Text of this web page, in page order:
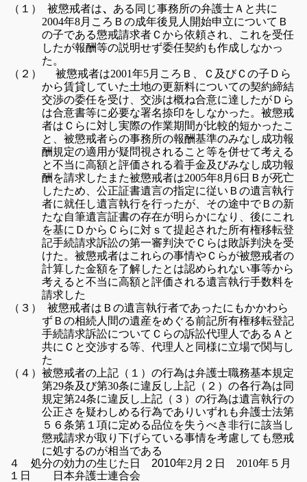
（１）
被懲戒者は、 ある同じ事務所の弁護士Ａと共に
2004年8月ころ Ｂの成年後見人開始申立についてＢ
の子である懲戒請求者Ｃから依頼され、これを受任
したが報酬等の説明せず委任契約も作成しなかっ
た。
（２） 被懲戒者は2001年5月ころＢ、Ｃ及びＣの子Ｄら
から賃貸していた土地の更新料についての契約締結
交渉の委任を受け、交渉は概ね合意に達したがＤら
は合意書等に必要な署名捺印をしなかった。被懲戒
者はＣらに対し実際の作業期間が比較的短かったこ
と、被懲戒者らの事務所の報酬基準のみなし成功報
酬規定の適用が疑問視されること等を併せて考える
と不当に高額と評価される着手金及びみなし成功報
酬を請求した また被懲戒者は2005年8月6日Ｂが死亡
したため、公正証書遺言の指定に従いＢの遺言執行
者に就任し遺言執行を行ったが、その途中でＢの新
たな自筆遺言証書の存在が明らかになり、後にこれ
を基にＤからＣらに対ｓて提起された所有権移転登
記手続請求訴訟の第一審判決でＣらは敗訴判決を受
けた。被懲戒者はこれらの事情やＣらが被懲戒者の
計算した金額を了解したとは認められない事等から
考えると不当に高額と評価される遺言執行手数料を
請求した
（３）
被懲戒者はＢの遺言執行者であったにもかかわら
ずＢの相続人間の遺産をめぐる前記所有権移転登記
手続請求訴訟についてＣらの訴訟代理人であるＡと
共にＣと交渉する等、代理人と同様に立場で関与し
た
（４）被懲戒者の上記（１）の行為は弁護士職務基本規定
第29条及び第30条に違反し上記（２）の各行為は同
規定第24条に違反し上記（３）の行為は遺言執行の
公正さを疑わしめる行為でありいずれも弁護士法第
５６条第１項に定める品位を失うべき非行に該当し
懲戒請求が取り下げらている事情を考慮しても懲戒
に処するのが相当である
４処分の効力の生じた日 2010年2月２日 2010年５月
１日 日本弁護士連合会